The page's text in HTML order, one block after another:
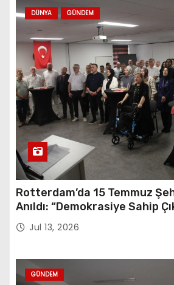
DÜNYA GÜNDEM
Rotterdam’da 15 Temmuz
Anıldı: “Demokrasiye Sahip
Sembolü”
Jul 13, 2026
GÜNDEM